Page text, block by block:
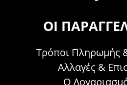
ΟΙ
Τρόποι Πληρωμής
Αλλαγές &
Ο